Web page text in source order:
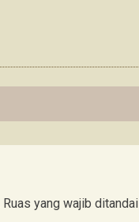
Ruas yang wajib ditandai